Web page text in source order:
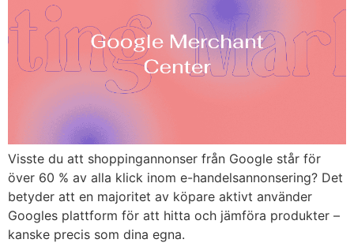
Visste du att shoppingannonser från Google står för
över 60 % av alla klick inom e-handelsannonsering? Det
betyder att en majoritet av köpare aktivt använder
Googles plattform för att hitta och jämföra produkter –
kanske precis som dina egna.